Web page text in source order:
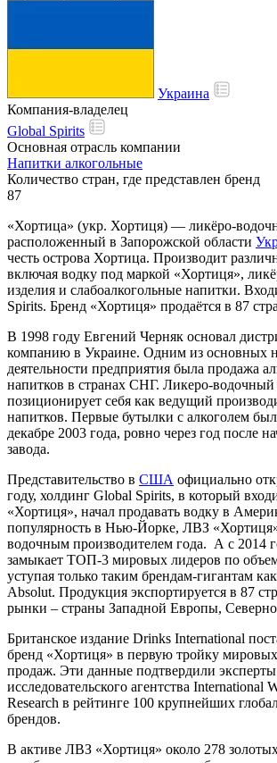
Украина
Компания-владелец
Global Spirits
Основная отрасль компании
Напитки алкогольные
Количество стран, где представлен бренд
87
«Хортица» (укр. Хортиця) — ликёро-
расположенный в Запорожской области
честь острова Хортица. Производит
включая водку под маркой «Хортиця»,
изделия и слабоалкогольные напитки.
Spirits. Бренд «Хортиця» продаётся в 87
В 1998 году Евгений Черняк основал
компанию в Украине. Одним из основных
деятельности предприятия была продажа
напитков в странах СНГ. Ликеро-
позиционирует себя как ведущий
напитков. Первые бутылки с алкоголем
декабре 2003 года, ровно через год после
завода.
Представительство в США официально
году, холдинг Global Spirits, в который
«Хортиця», начал продавать водку в
популярность в Нью-Йорке, ЛВЗ
водочным производителем года. А с 2014
замыкает ТОП-3 мировых лидеров по
уступая только таким брендам-гигантам
Absolut. Продукция экспортируется в 87
рынки – страны Западной Европы,
Британское издание Drinks International
бренд «Хортиця» в первую тройку
продаж. Эти данные подтвердили эксперты
исследовательского агентства International
Research в рейтинге 100 крупнейших
брендов.
В активе ЛВЗ «Хортиця» около 278